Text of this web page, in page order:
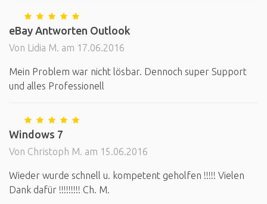
eBay Antworten Outlook
Von Lidia M. am 17.06.2016
Mein Problem war nicht lösbar. Dennoch super Support
und alles Professionell
Windows 7
Von Christoph M. am 15.06.2016
Wieder wurde schnell u. kompetent geholfen !!!!! Vielen
Dank dafür !!!!!!!!! Ch. M.